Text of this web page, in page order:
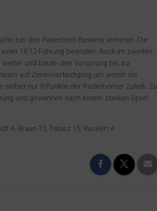
bei den Paderborn Baskets antreten. Die
18:12 Führung beenden. Auch im zweiten
und baute den Vorsprung bis zur
auf Zonenverteidigung um womit die
nur 8 Punkte der Paderborner zuließ. Zu
und gewannen nach einem starken Spiel
4, Braun 13, Tabisz 15, Rückert 4